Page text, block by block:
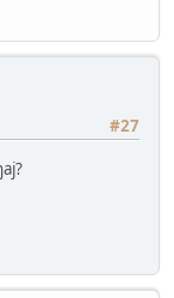
#27